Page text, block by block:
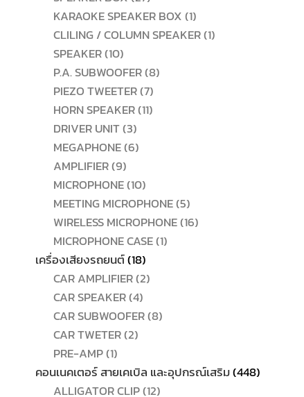
สินค้า
KARAOKE SPEAKER BOX 11
สินค้า
CLILING / COLUMN SPEAKER 11
SPEAKER 1010
สินค้า
P.A. SUBWOOFER 88
PIEZO TWEETER 77
สินค้า
HORN SPEAKER 1111
DRIVER UNIT 33
สินค้า
MEGAPHONE 66
AMPLIFIER 99
สินค้า
MICROPHONE 1010
สินค้า
MEETING MICROPHONE 55
สินค้า
WIRELESS MICROPHONE 1616
MICROPHONE CASE 11
เครื่องเสียงรถยนต์ 1818
สินค้า
CAR AMPLIFIER 22
CAR SPEAKER 44
สินค้า
CAR SUBWOOFER 88
CAR TWETER 22
PRE-AMP 11
สินค้า
คอนเนคเตอร์ สายเคเบิล และอุปกรณ์เสริม 448448
ALLIGATOR CLIP 1212